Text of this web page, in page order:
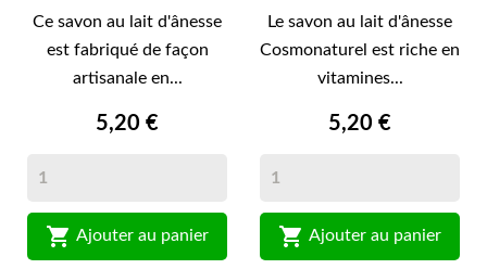
GR
Ce savon au lait d'ânesse
est fabriqué de façon
artisanale en...
5,20 €
 Ajouter au panier
Le savon au lait d'ânesse
Cosmonaturel est riche en
vitamines...
5,20 €
 Ajouter au panier